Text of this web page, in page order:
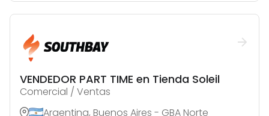
VENDEDOR PART TIME en Tienda Soleil
Comercial / Ventas
Argentina, Buenos Aires - GBA Norte